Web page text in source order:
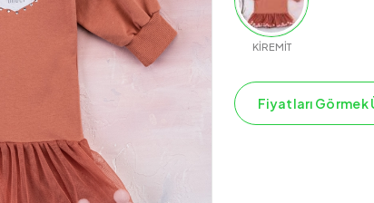
KİREMİT
Fiyatları Görmek